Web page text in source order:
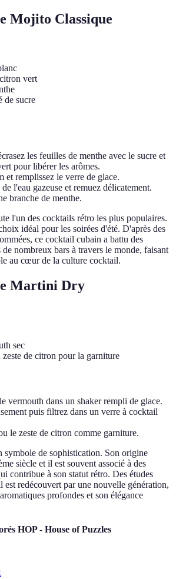
Mojito Classique
vert
de sucre
les feuilles de menthe avec le sucre et
pour libérer les arômes.
et remplissez le verre de glace.
l'eau gazeuse et remuez délicatement.
branche de menthe.
l'un des cocktails rétro les plus populaires.
idéal pour les soirées d'été. D'après des
ce cocktail cubain a battu des
de nombreux bars à travers le monde, faisant
au cœur de la culture cocktail.
Martini Dry
sec
de citron pour la garniture
vermouth dans un shaker rempli de glace.
puis filtrez dans un verre à cocktail
le zeste de citron comme garniture.
symbole de sophistication. Son origine
siècle et il est souvent associé à des
contribue à son statut rétro. Des études
redécouvert par une nouvelle génération,
profondes et son élégance
HOP - House of Puzzles